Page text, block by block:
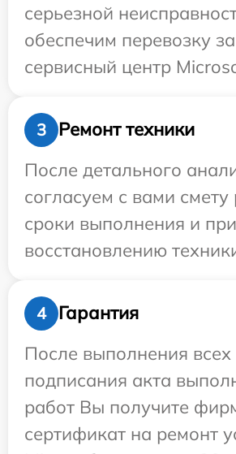
серьезной
обеспечим перевозку
сервисный центр
3
Ремонт техники
После детального
согласуем с вами смету
сроки выполнения и
восстановлению
4
Гарантия
После выполнения всех
подписания акта
работ Вы получите
сертификат на ремонт